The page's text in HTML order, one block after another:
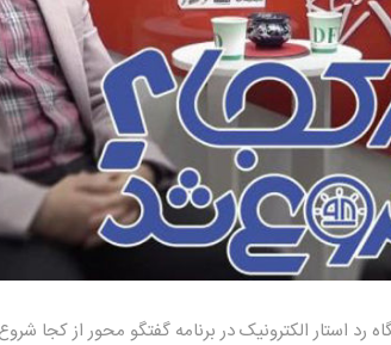
استار الکترونیک در برنامه گفتگو محور از کجا